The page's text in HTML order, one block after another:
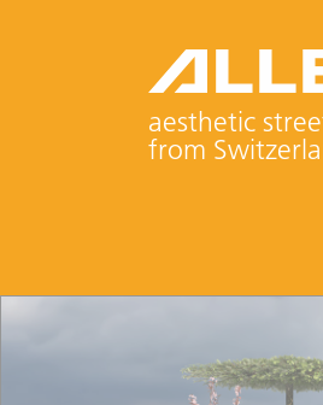
aesthetic
from